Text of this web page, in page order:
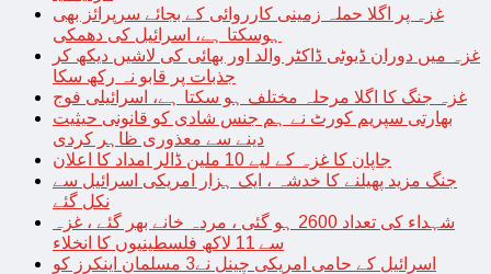
غزہ پر اگلا حملہ زمینی کارروائی کے بجائے سرپرائز بھی
ہوسکتا ہے، اسرائیل کی دھمکی
غزہ میں دوران ڈیوٹی ڈاکٹر والد اور بھائی کی لاشیں دیکھ کر
جذبات پر قابو نہ رکھ سکا
غزہ جنگ کا اگلا مرحلہ مختلف ہو سکتا ہے، اسرائیلی فوج
بھارتی سپریم کورٹ نے ہم جنس شادی کو قانونی حیثیت
دینے سے معذوری ظاہر کردی
جاپان کا غزہ کے لیے 10 ملین ڈالر امداد کا اعلان
جنگ مزید پھیلنے کا خدشہ ، ایک ہزار امریکی اسرائیل سے
نکل گئے
شہداء کی تعداد 2600 ہو گئی ، مردہ خانے بھر گئے ، غزہ
سے 11 لاکھ فلسطینیوں کا انخلاء
اسرائیل کے حامی امریکی چینل نے3 مسلمان اینکرز کو